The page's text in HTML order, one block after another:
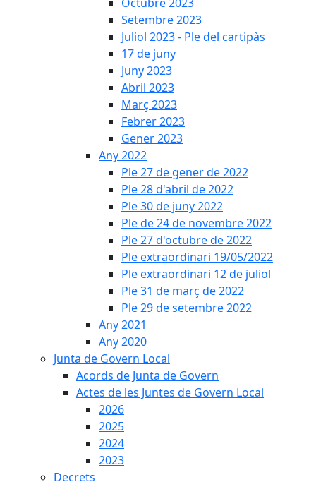
Setembre 2023
Juliol 2023 - Ple del cartipàs
17 de juny
Juny 2023
Abril 2023
Març 2023
Febrer 2023
Gener 2023
Any 2022
Ple 27 de gener de 2022
Ple 28 d'abril de 2022
Ple 30 de juny 2022
Ple de 24 de novembre 2022
Ple 27 d'octubre de 2022
Ple extraordinari 19/05/2022
Ple extraordinari 12 de juliol
Ple 31 de març de 2022
Ple 29 de setembre 2022
Any 2021
Any 2020
Junta de Govern Local
Acords de Junta de Govern
Actes de les Juntes de Govern Local
2026
2025
2024
2023
Decrets